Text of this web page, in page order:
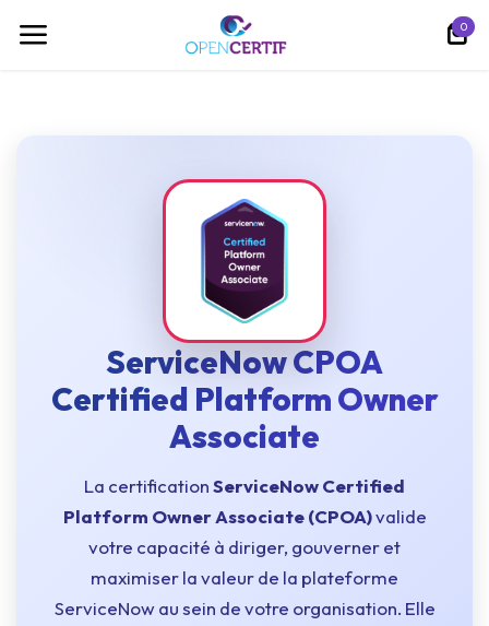
0
ServiceNow CPOA
Certified Platform Owner
Associate
La certificationServiceNow Certified
Platform Owner Associate (CPOA)valide
votre capacité à diriger, gouverner et
maximiser la valeur de la plateforme
ServiceNow au sein de votre organisation. Elle